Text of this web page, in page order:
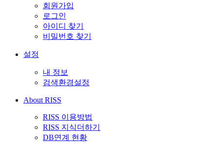
회원가입
로그인
아이디 찾기
비밀번호 찾기
설정
내 정보
검색환경설정
About RISS
RISS 이용방법
RISS 지식더하기
DB연계 현황